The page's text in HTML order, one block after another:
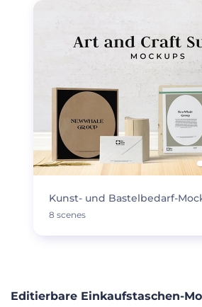
Kunst- und Bastelbedarf-
8 scenes
Editierbare Einkaufstaschen-